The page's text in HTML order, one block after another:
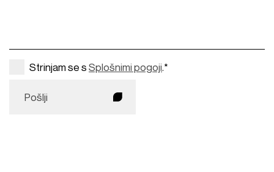
Strinjam se sSplošnimi pogoji.*
Pošlji